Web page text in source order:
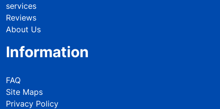
services
Reviews
About Us
Information
FAQ
Site Maps
Privacy Policy